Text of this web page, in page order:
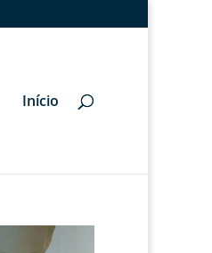
Início